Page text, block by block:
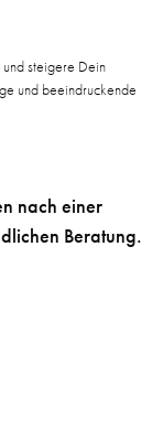
steigere Dein
und beeindruckende
nach einer
Beratung.